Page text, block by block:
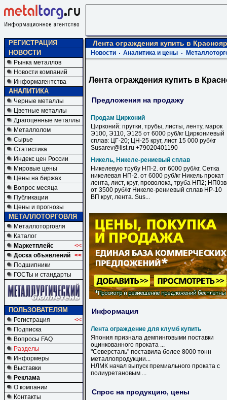
РЕГИСТРАЦИЯ
НОВОСТИ
Рынка металлов
Новости компаний
Информагентства
АНАЛИТИКА
Черные металлы
Цветные металлы
Драгоценные металлы
Металлолом
Сырье
Статистика
Индекс цен России
Мировые цены
Цены на биржах
Вопрос месяца
Публикации
Цены и прогнозы
МЕТАЛЛОТОРГОВЛЯ
Металлоторговля
Каталог
Маркетплейс
<<
Доска объявлений <<
Подшипники
ГОСТы и стандарты
ПОЛЬЗОВАТЕЛЯМ
Регистрация
<<
Подписка
Вопросы FAQ
Разделы
Информеры
Выставки
Реклама
О компании
Контакты
Лента ограждения купить в
Новости Аналитика и цены
Лента ограждения купить в
Предложения на продажу
Продам Цирконий
Цирконий: прутки, трубы, листы, ленту, марок
Э100, Э110, Э125 от 6000 руб/кг Циркониевый
сплав: ЦГ-20; ЦН-25 круг, лист 15 000 руб/кг
Susarev@list.ru +79020401190
Никель, Никеле-рениевый сплав
Никелевую трубу НП-2. от 6000 руб/кг. Сетка
никелевая НП-2. от 6000 руб/кг Никель прокат
лента, лист, круг, проволока, труба НП2;
от 3500 руб/кг Никеле-рениевый сплав НР-10
ВП круг, лента. Sus...
Информация
Лента ограждение для клумб купить
Япония признала демпинговыми поставки
оцинкованного проката ...
"Северсталь" поставила более 8000 тонн
металлопродукции...
НЛМК начал выпуск премиального проката с
полиуретановым ...
Спрос на продукцию, цены